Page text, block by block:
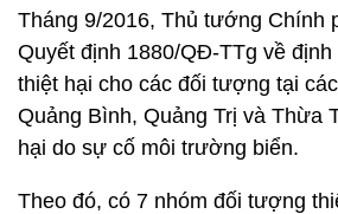
​Tháng 9/2016, Thủ tướng Chính
Quyết định 1880/QĐ-TTg về
thiệt hại cho các đối tượng tại
Quảng Bình, Quảng Trị và Thừa
hại do sự cố môi trường biển.
Theo đó, có 7 nhóm đối tượng